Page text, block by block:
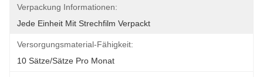
Verpackung Informationen:
Jede Einheit Mit Strechfilm Verpackt
Versorgungsmaterial-Fähigkeit:
10 Sätze/Sätze Pro Monat